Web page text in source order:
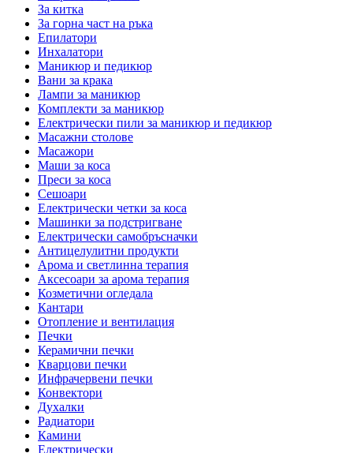
За китка
За горна част на ръка
Епилатори
Инхалатори
Маникюр и педикюр
Вани за крака
Лампи за маникюр
Комплекти за маникюр
Електрически пили за маникюр и педикюр
Масажни столове
Масажори
Маши за коса
Преси за коса
Сешоари
Електрически четки за коса
Машинки за подстригване
Електрически самобръсначки
Антицелулитни продукти
Арома и светлинна терапия
Аксесоари за арома терапия
Козметични огледала
Кантари
Отопление и вентилация
Печки
Керамични печки
Кварцови печки
Инфрачервени печки
Конвектори
Духалки
Радиатори
Камини
Електрически